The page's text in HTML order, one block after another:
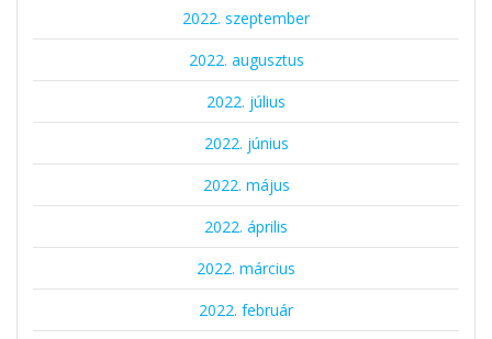
2022. szeptember
2022. augusztus
2022. július
2022. június
2022. május
2022. április
2022. március
2022. február